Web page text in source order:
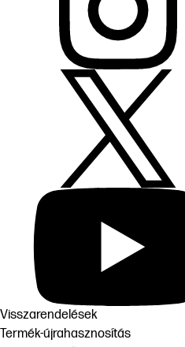
Visszarendelések
Termék-újrahasznosítás